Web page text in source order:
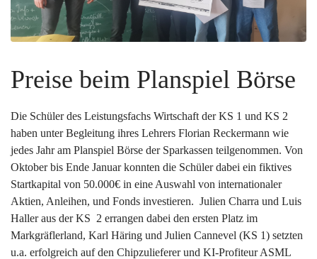
Preise beim Planspiel Börse
Die Schüler des Leistungsfachs Wirtschaft der KS 1 und KS 2
haben unter Begleitung ihres Lehrers Florian Reckermann wie
jedes Jahr am Planspiel Börse der Sparkassen teilgenommen. Von
Oktober bis Ende Januar konnten die Schüler dabei ein fiktives
Startkapital von 50.000€ in eine Auswahl von internationaler
Aktien, Anleihen, und Fonds investieren. Julien Charra und Luis
Haller aus der KS 2 errangen dabei den ersten Platz im
Markgräflerland, Karl Häring und Julien Cannevel (KS 1) setzten
u.a. erfolgreich auf den Chipzulieferer und KI-Profiteur ASML